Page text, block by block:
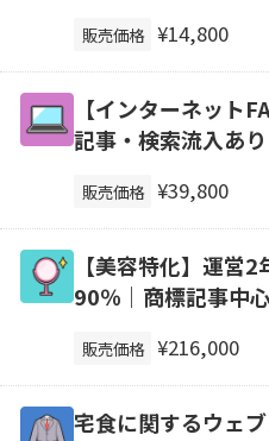
販売価格 ¥14,800
【インターネット
記事・検索流入あり
販売価格 ¥39,800
【美容特化】運営
90％｜商標記事中
販売価格 ¥216,000
宅食に関するウェ